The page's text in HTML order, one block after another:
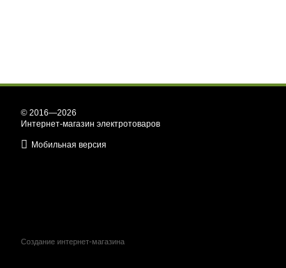
© 2016—2026
Интернет-магазин электротоваров
Мобильная версия
Создание интернет-магазина